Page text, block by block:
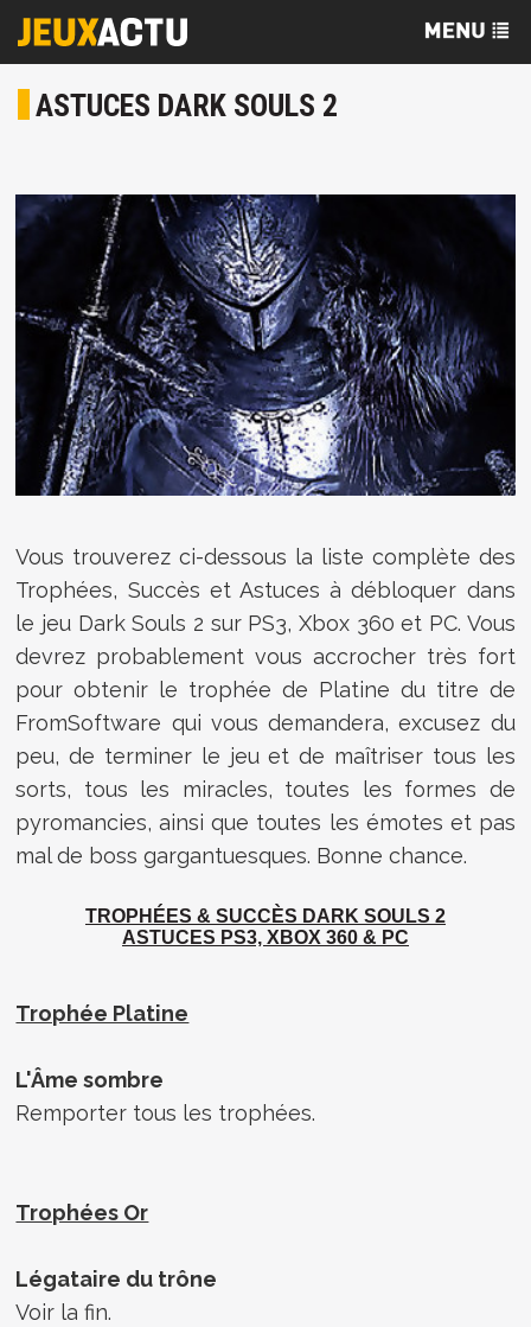
ASTUCES DARK SOULS 2
Vous trouverez ci-dessous la liste complète des
Trophées, Succès et Astuces à débloquer dans
le jeu Dark Souls 2 sur PS3, Xbox 360 et PC. Vous
devrez probablement vous accrocher très fort
pour obtenir le trophée de Platine du titre de
FromSoftware qui vous demandera, excusez du
peu, de terminer le jeu et de maîtriser tous les
sorts, tous les miracles, toutes les formes de
pyromancies, ainsi que toutes les émotes et pas
mal de boss gargantuesques. Bonne chance.
TROPHÉES & SUCCÈS DARK SOULS 2
ASTUCES PS3, XBOX 360 & PC
Trophée Platine
L'Âme sombre
Remporter tous les trophées.
Trophées Or
Légataire du trône
Voir la fin.